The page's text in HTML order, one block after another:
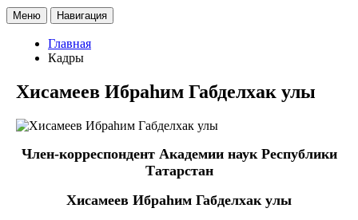
Меню Навигация
Главная
Кадры
Хисамеев Ибраһим Габделхак улы
Член-корреспондент Академии наук Республики
Татарстан
Хисамеев Ибраһим Габделхак улы